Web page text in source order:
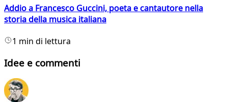
Addio a Francesco Guccini, poeta e cantautore nella
storia della musica italiana
1 min di lettura
Idee e commenti